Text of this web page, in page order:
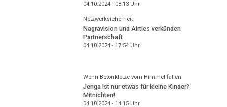
04.10.2024 - 08:13Uhr
Netzwerksicherheit
Nagravision und Airties verkünden
Partnerschaft
04.10.2024 - 17:54Uhr
Wenn Betonklötze vom Himmel fallen
Jenga ist nur etwas für kleine Kinder?
Mitnichten!
04.10.2024 - 14:15Uhr